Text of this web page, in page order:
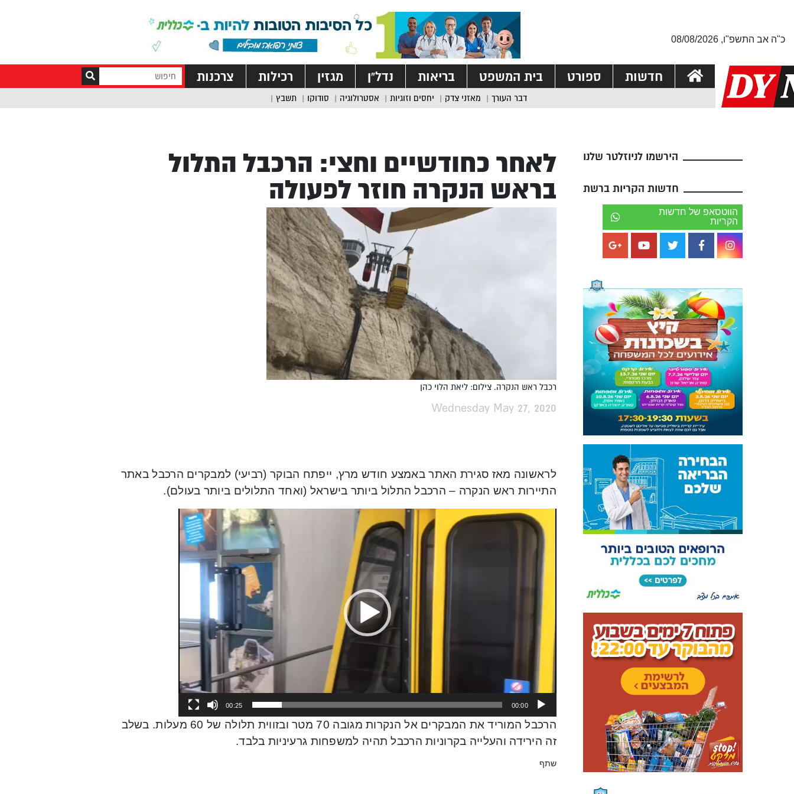
כ"ה אב התשפ"ו, 08/08/2026
חדשות ספורט בית המשפט בריאות נדל”ן מגזין רכילות צרכנות
דבר העורך מאזני צדק יחסים וזוגיות אסטרולוגיה סודוקו תשבץ
הירשמו לניוזלטר שלנו
חדשות הקריות ברשת
הווטסאפ של חדשות
הקריות
לאחר כחודשיים וחצי: הרכבל התלול
בראש הנקרה חוזר לפעולה
רכבל ראש הנקרה. צילום: ליאת הלוי כהן
Wednesday May 27, 2020
לראשונה מאז סגירת האתר באמצע חודש מרץ, ייפתח הבוקר (רביעי) למבקרים הרכבל באתר
התיירות ראש הנקרה – הרכבל התלול ביותר בישראל (ואחד התלולים ביותר בעולם).
Video
Player
00:00
00:25
הרכבל המוריד את המבקרים אל הנקרות מגובה 70 מטר ובזווית תלולה של 60 מעלות. בשלב
זה הירידה והעלייה בקרוניות הרכבל תהיה למשפחות גרעיניות בלבד.
שתף